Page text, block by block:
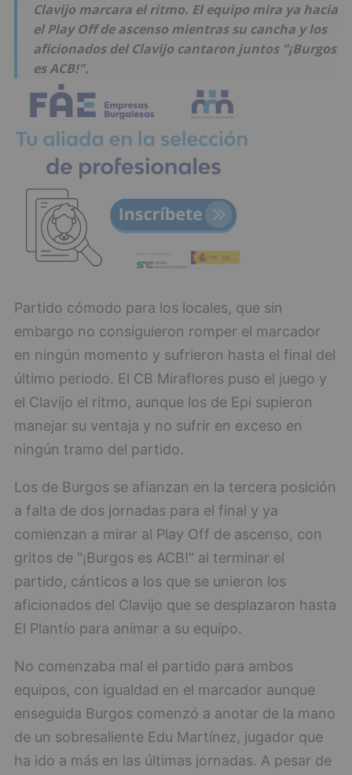
Clavijo marcara el ritmo. El equipo mira ya hacia
el Play Off de ascenso mientras su cancha y los
aficionados del Clavijo cantaron juntos "¡Burgos
es ACB!".
Partido cómodo para los locales, que sin
embargo no consiguieron romper el marcador
en ningún momento y sufrieron hasta el final del
último periodo. El CB Miraflores puso el juego y
el Clavijo el ritmo, aunque los de Epi supieron
manejar su ventaja y no sufrir en exceso en
ningún tramo del partido.
Los de Burgos se afianzan en la tercera posición
a falta de dos jornadas para el final y ya
comienzan a mirar al Play Off de ascenso, con
gritos de "¡Burgos es ACB!" al terminar el
partido, cánticos a los que se unieron los
aficionados del Clavijo que se desplazaron hasta
El Plantío para animar a su equipo.
No comenzaba mal el partido para ambos
equipos, con igualdad en el marcador aunque
enseguida Burgos comenzó a anotar de la mano
de un sobresaliente Edu Martínez, jugador que
ha ido a más en las últimas jornadas. A pesar de